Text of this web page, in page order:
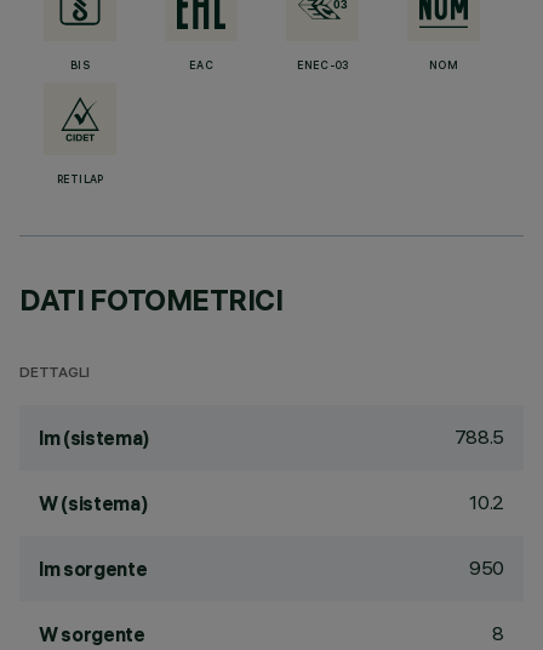
BIS EAC ENEC-03 NOM
RETILAP
DATI FOTOMETRICI
DETTAGLI
lm (sistema) 788.5
W (sistema) 10.2
lm sorgente 950
W sorgente 8